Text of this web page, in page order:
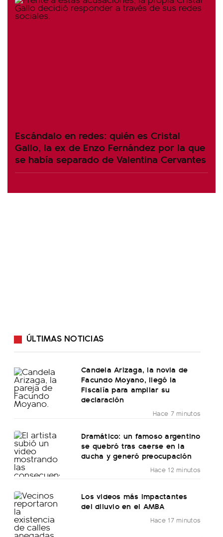
Escándalo en redes: quién es Cristal
Gallo, la ex de Enzo Fernández por la que
se había separado de Valentina Cervantes
ÚLTIMAS NOTICIAS
Candela Arizaga, la novia de
Facundo Moyano, llegó la
Fiscalía para ampliar su
declaración
Hace 7 minutos
Dramático: un famoso argentino
se quebró tras caerse en la
ducha y generó preocupación
Hace 12 minutos
Los videos más impactantes
del diluvio en el AMBA
Hace 17 minutos